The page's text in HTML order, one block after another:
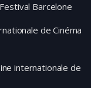
Barcelone
de Cinéma
internationale de